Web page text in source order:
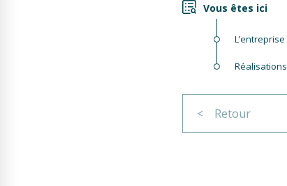
Vous êtes ici
L’entreprise
Réalisations
< Retour